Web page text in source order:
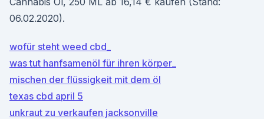
06.02.2020).
wofür steht weed cbd_
was tut hanfsamenöl für ihren körper_
mischen der flüssigkeit mit dem öl
texas cbd april 5
unkraut zu verkaufen jacksonville